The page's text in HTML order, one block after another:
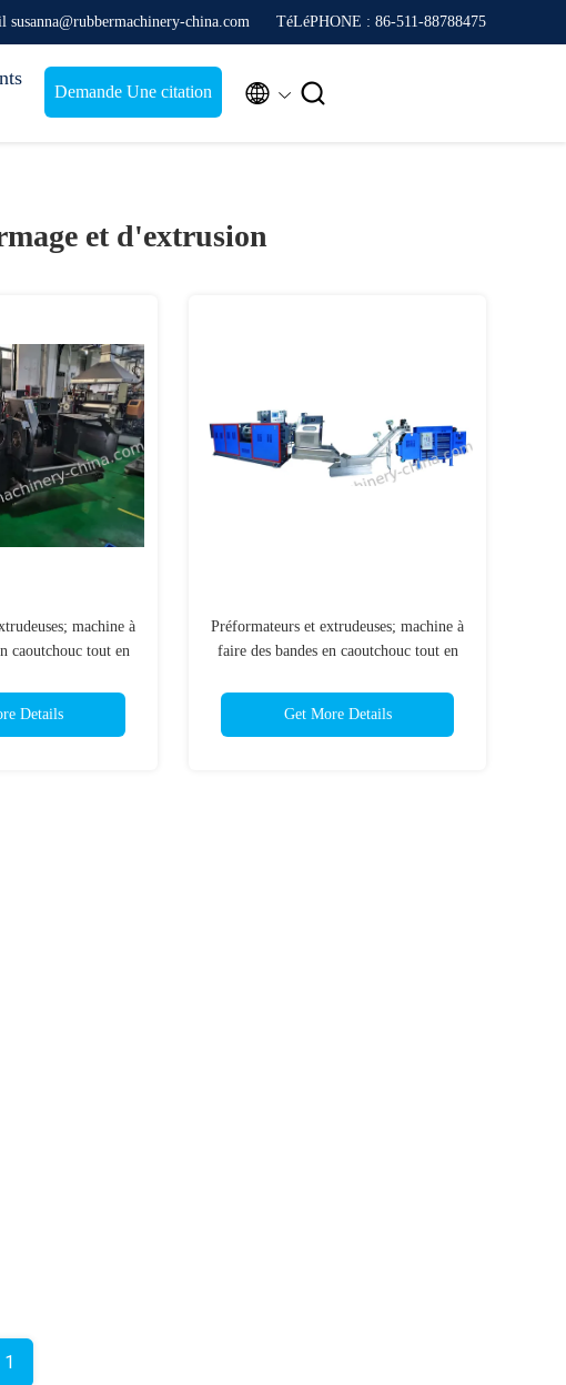
susanna@rubbermachinery-china.com TéLéPHONE : 86-511-88788475
Demande Une citation  
et d'extrusion
machine à
caoutchouc tout en
Details
Préformateurs et extrudeuses; machine à
faire des bandes en caoutchouc tout en
précision;
Get More Details
1